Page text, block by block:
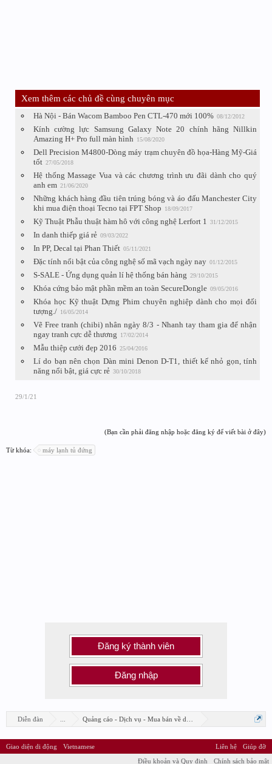
Xem thêm các chủ đề cùng chuyên mục
Hà Nội - Bán Wacom Bamboo Pen CTL-470 mới 100% 08/12/2012
Kính cường lực Samsung Galaxy Note 20 chính hãng Nillkin
Amazing H+ Pro full màn hình
15/08/2020
Dell Precision M4800-Dòng máy trạm chuyên đồ họa-Hàng Mỹ-Giá
tốt 27/05/2018
Hệ thống Massage Vua và các chương trình ưu đãi dành cho quý
anh em 21/06/2020
Những khách hàng đầu tiên trúng bóng và áo đấu Manchester City
khi mua điện thoại Tecno tại FPT Shop
18/09/2017
Kỹ Thuật Phẫu thuật hàm hô với công nghệ Lerfort 1 31/12/2015
In danh thiếp giá rẻ 09/03/2022
In PP, Decal tại Phan Thiết 05/11/2021
Đặc tính nổi bật của công nghệ số mã vạch ngày nay 01/12/2015
S-SALE - Ứng dụng quản lí hệ thống bán hàng 29/10/2015
Khóa cứng bảo mật phần mềm an toàn SecureDongle 09/05/2016
Khóa học Kỹ thuật Dựng Phim chuyên nghiệp dành cho mọi đối
tượng./ 16/05/2014
Vẽ Free tranh (chibi) nhân ngày 8/3 - Nhanh tay tham gia để nhận
ngay tranh cực dễ thương
17/02/2014
Mẫu thiệp cưới đẹp 2016 25/04/2016
Lí do bạn nên chọn Dàn mini Denon D-T1, thiết kế nhỏ gọn, tính
năng nổi bật, giá cực rẻ 30/10/2018
29/1/21
(Bạn cần phải đăng nhập hoặc đăng ký để viết bài ở đây)
Từ khóa: máy lạnh tủ đứng
Đăng ký thành viên
Đăng nhập
Diễn đàn Quảng cáo - Dịch vụ - Mua bán về design
Giao diện di động Vietnamese Liên hệ
Giúp đỡ
Điều khoản và Quy định
Chính sách bảo mật